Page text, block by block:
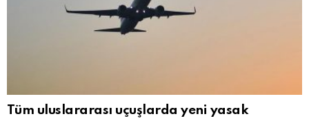
Tüm uluslararası uçuşlarda yeni yasak